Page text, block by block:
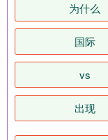
为什么
国际
vs
出现